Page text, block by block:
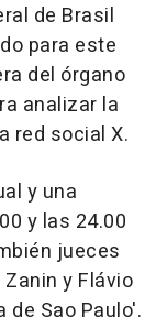
de Brasil
para este
del órgano
analizar la
red social X.
y una
y las 24.00
jueces
y Flávio
de Sao Paulo'.